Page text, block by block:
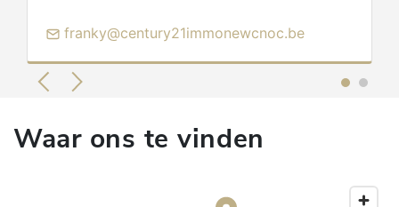
franky@century21immonewcnoc.be
Waar ons te vinden